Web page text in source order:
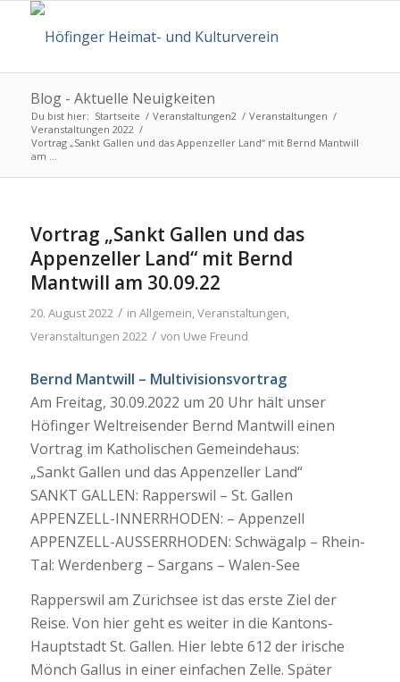
Blog - Aktuelle Neuigkeiten
Du bist hier: Startseite / Veranstaltungen2 / Veranstaltungen /
Veranstaltungen 2022 /
Vortrag „Sankt Gallen und das Appenzeller Land“ mit Bernd Mantwill
am ...
Vortrag „Sankt Gallen und das
Appenzeller Land“ mit Bernd
Mantwill am 30.09.22
20. August 2022 / in Allgemein,Veranstaltungen,
Veranstaltungen 2022 / von Uwe Freund
Bernd Mantwill – Multivisionsvortrag
Am Freitag, 30.09.2022 um 20 Uhr hält unser
Höfinger Weltreisender Bernd Mantwill einen
Vortrag im Katholischen Gemeindehaus:
„Sankt Gallen und das Appenzeller Land“
SANKT GALLEN: Rapperswil – St. Gallen
APPENZELL-INNERRHODEN: – Appenzell
APPENZELL-AUSSERRHODEN: Schwägalp – Rhein-
Tal: Werdenberg – Sargans – Walen-See
Rapperswil am Zürichsee ist das erste Ziel der
Reise. Von hier geht es weiter in die Kantons-
Hauptstadt St. Gallen. Hier lebte 612 der irische
Mönch Gallus in einer einfachen Zelle. Später